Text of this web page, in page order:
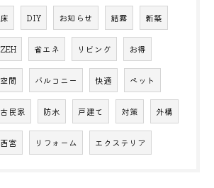
床 DIY お知らせ 結露 新築
ZEH 省エネ リビング お得
空間 バルコニー 快適 ペット
古民家 防水 戸建て 対策 外構
西宮 リフォーム エクステリア